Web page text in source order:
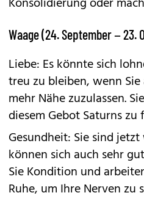
Waage (24. September – 23.
Liebe: Es könnte sich
treu zu bleiben, wenn
mehr Nähe zuzulassen.
diesem Gebot Saturns zu
Gesundheit: Sie sind
können sich auch sehr
Sie Kondition und
Ruhe, um Ihre Nerven zu